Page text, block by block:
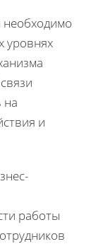
уровнях
на
и
работы